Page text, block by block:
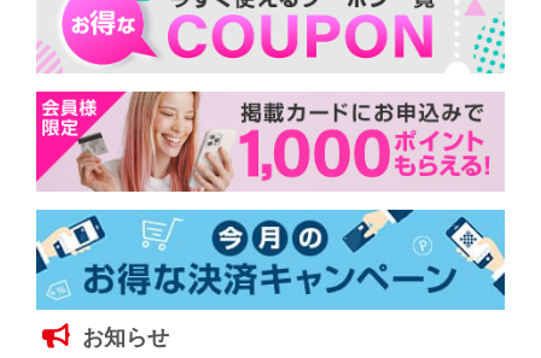
お知らせ